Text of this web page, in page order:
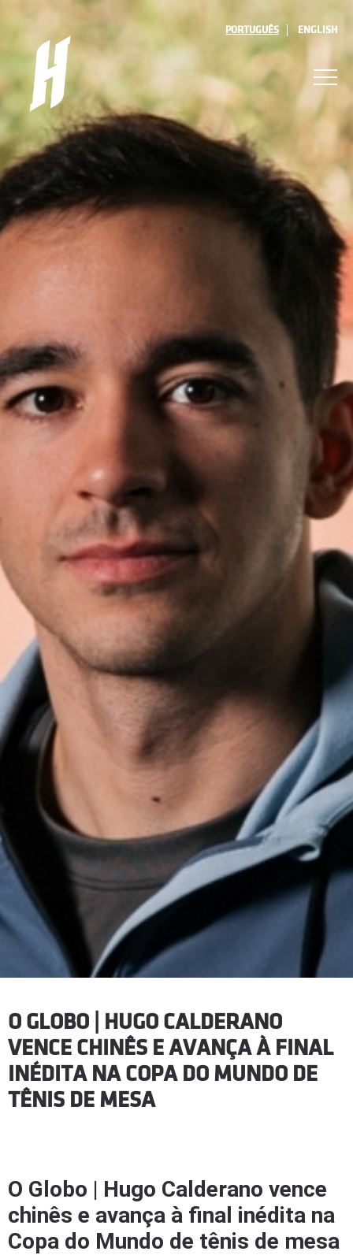
PORTUGUÊS ENGLISH
O GLOBO | HUGO CALDERANO
VENCE CHINÊS E AVANÇA À FINAL
INÉDITA NA COPA DO MUNDO DE
TÊNIS DE MESA
O Globo | Hugo Calderano vence
chinês e avança à final inédita na
Copa do Mundo de tênis de mesa